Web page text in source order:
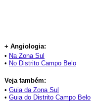
+ Angiologia:
• Na Zona Sul
• No Distrito Campo Belo
Veja também:
• Guia da Zona Sul
• Guia do Distrito Campo Belo